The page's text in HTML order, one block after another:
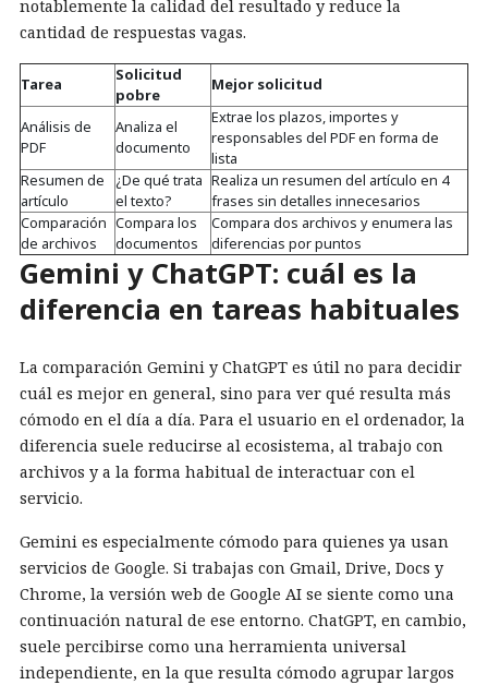
notablemente la calidad del resultado y reduce la
cantidad de respuestas vagas.
Tarea
Solicitud
pobre
Mejor solicitud
Análisis de
PDF
Analiza el
documento
Extrae los plazos, importes y
responsables del PDF en forma de
lista
Resumen de
artículo
¿De qué trata
el texto?
Realiza un resumen del artículo en 4
frases sin detalles innecesarios
Comparación
de archivos
Compara los
documentos
Compara dos archivos y enumera las
diferencias por puntos
Gemini y ChatGPT: cuál es la
diferencia en tareas habituales
La comparación Gemini y ChatGPT es útil no para decidir
cuál es mejor en general, sino para ver qué resulta más
cómodo en el día a día. Para el usuario en el ordenador, la
diferencia suele reducirse al ecosistema, al trabajo con
archivos y a la forma habitual de interactuar con el
servicio.
Gemini es especialmente cómodo para quienes ya usan
servicios de Google. Si trabajas con Gmail, Drive, Docs y
Chrome, la versión web de Google AI se siente como una
continuación natural de ese entorno. ChatGPT, en cambio,
suele percibirse como una herramienta universal
independiente, en la que resulta cómodo agrupar largos